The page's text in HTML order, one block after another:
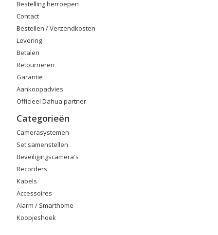
Bestelling herroepen
Contact
Bestellen / Verzendkosten
Levering
Betalen
Retourneren
Garantie
Aankoopadvies
Officieel Dahua partner
Categorieën
Camerasystemen
Set samenstellen
Beveiligingscamera's
Recorders
Kabels
Accessoires
Alarm / Smarthome
Koopjeshoek